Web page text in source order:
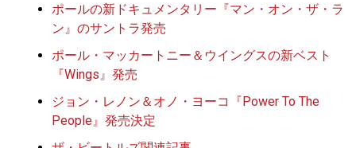
ポールの新ドキュメンタリー『マン・オン・ザ・ラ
ン』のサントラ発売
ポール・マッカートニー＆ウイングスの新ベスト
『Wings』発売
ジョン・レノン＆オノ・ヨーコ『Power To The
People』発売決定